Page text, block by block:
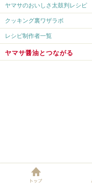
ヤマサのおいしさ太鼓判レシピ
クッキング裏ワザラボ
レシピ制作者一覧
ヤマサ醤油とつながる